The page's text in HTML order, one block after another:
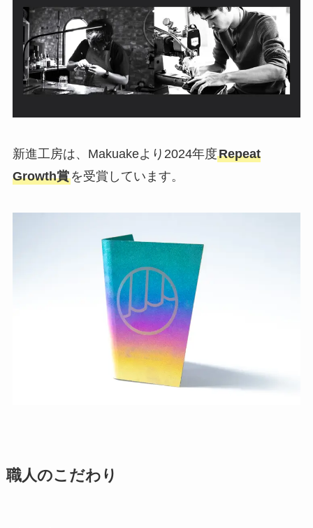
新進工房は、Makuakeより2024年度Repeat
Growth賞を受賞しています。
職人のこだわり